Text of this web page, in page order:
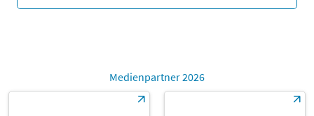
Medienpartner 2026